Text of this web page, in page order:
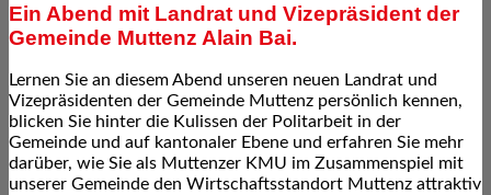
Ein Abend mit Landrat und Vizepräsident der
Gemeinde Muttenz Alain Bai.
Lernen Sie an diesem Abend unseren neuen Landrat und
Vizepräsidenten der Gemeinde Muttenz persönlich kennen,
blicken Sie hinter die Kulissen der Politarbeit in der
Gemeinde und auf kantonaler Ebene und erfahren Sie mehr
darüber, wie Sie als Muttenzer KMU im Zusammenspiel mit
unserer Gemeinde den Wirtschaftsstandort Muttenz attraktiv